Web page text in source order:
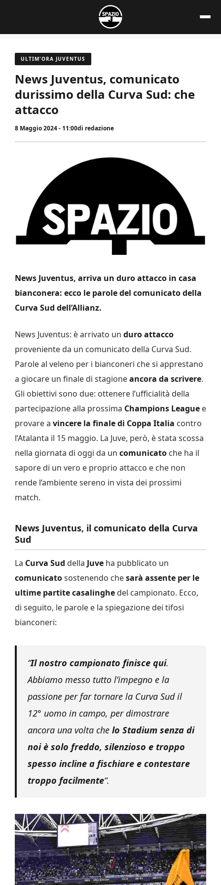
contenuto
ULTIM'ORA JUVENTUS
News Juventus, comunicato
durissimo della Curva Sud: che
attacco
8 Maggio 2024 - 11:00di redazione
News Juventus, arriva un duro attacco in casa
bianconera: ecco le parole del comunicato della
Curva Sud dell’Allianz.
News Juventus: è arrivato un duro attacco
proveniente da un comunicato della Curva Sud.
Parole al veleno per i bianconeri che si apprestano
a giocare un finale di stagioneancora da scrivere.
Gli obiettivi sono due: ottenere l’ufficialità della
partecipazione alla prossima Champions League e
provare a vincere la finale di Coppa Italia contro
l’Atalanta il 15 maggio. La Juve, però, è stata scossa
nella giornata di oggi da un comunicato che ha il
sapore di un vero e proprio attacco e che non
rende l’ambiente sereno in vista dei prossimi
match.
News Juventus, il comunicato della Curva
Sud
La Curva Sud della Juve ha pubblicato un
comunicatosostenendo chesarà assente per le
ultime partite casalinghe del campionato. Ecco,
di seguito, le parole e la spiegazione dei tifosi
bianconeri:
“Il nostro campionato finisce qui.
Abbiamo messo tutto l’impegno e la
passione per far tornare la Curva Sud il
12° uomo in campo, per dimostrare
ancora una volta che lo Stadium senza di
noi è solo freddo, silenzioso e troppo
spesso incline a fischiare e contestare
troppo facilmente“.